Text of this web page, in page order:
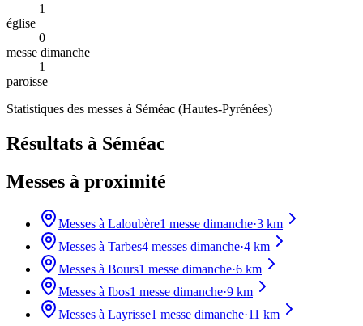
1
église
0
messe dimanche
1
paroisse
Statistiques des messes à Séméac (Hautes-Pyrénées)
Résultats à Séméac
Messes à proximité
Messes à Laloubère1 messe dimanche·3 km
Messes à Tarbes4 messes dimanche·4 km
Messes à Bours1 messe dimanche·6 km
Messes à Ibos1 messe dimanche·9 km
Messes à Layrisse1 messe dimanche·11 km